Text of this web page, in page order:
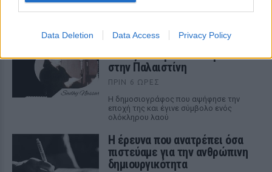
Data Deletion Data Access Privacy Policy
Έγραψε ιστορία με την πένα
της: Η δημοσιογράφος που
άλλαξε τον ρόλο των γυναικών
στην Παλαιστίνη
ΠΡΙΝ 6 ΏΡΕΣ
Η δημοσιογράφος που αψήφησε την
εποχή της και έγινε σύμβολο ενός
ολόκληρου λαού
Η έρευνα που ανατρέπει όσα
πιστεύαμε για την ανθρώπινη
δημιουργικότητα